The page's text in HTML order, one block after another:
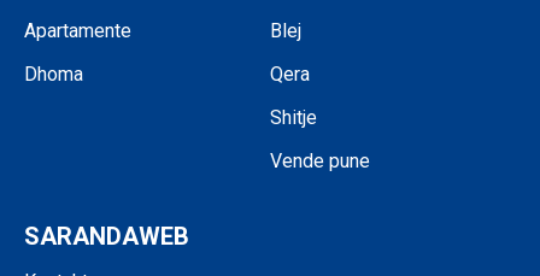
Apartamente
Dhoma
Blej
Qera
Shitje
Vende pune
SARANDAWEB